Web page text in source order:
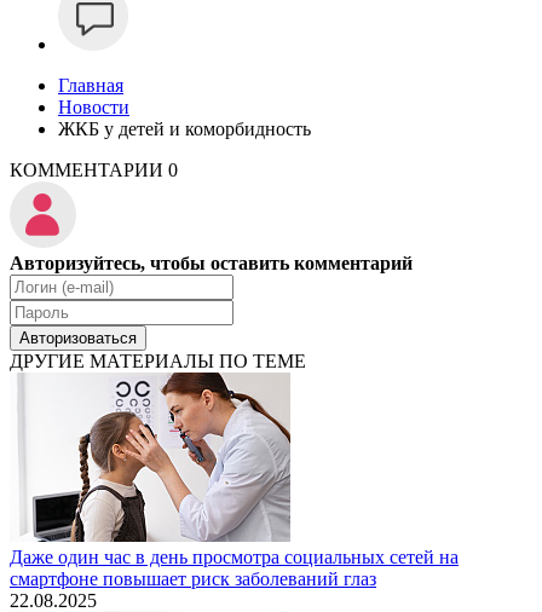
Главная
Новости
ЖКБ у детей и коморбидность
КОММЕНТАРИИ 0
Авторизуйтесь, чтобы оставить комментарий
Авторизоваться
ДРУГИЕ МАТЕРИАЛЫ ПО ТЕМЕ
Даже один час в день просмотра социальных сетей на
смартфоне повышает риск заболеваний глаз
22.08.2025